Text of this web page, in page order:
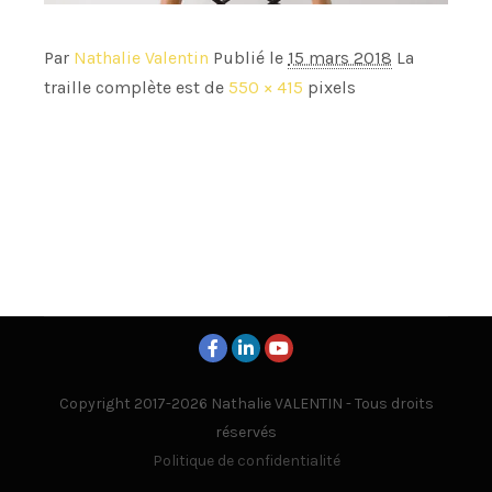
Par Nathalie Valentin Publié le 15 mars 2018 La
traille complète est de 550 × 415 pixels
Copyright 2017-2026 Nathalie VALENTIN - Tous droits
réservés
Politique de confidentialité